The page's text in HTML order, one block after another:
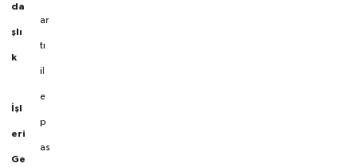
da
şlı
k
İşl
eri
Ge
ar
tı
il
e
p
as